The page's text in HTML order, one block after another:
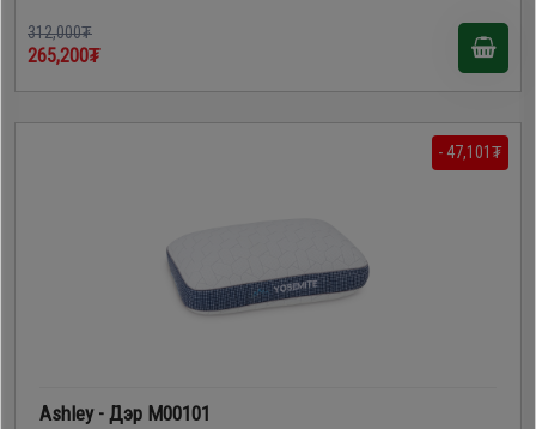
312,000₮
265,200₮
- 47,101₮
Ashley - Дэр M00101